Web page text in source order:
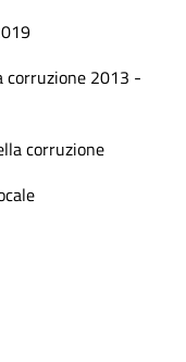
corruzione 2013 -
corruzione